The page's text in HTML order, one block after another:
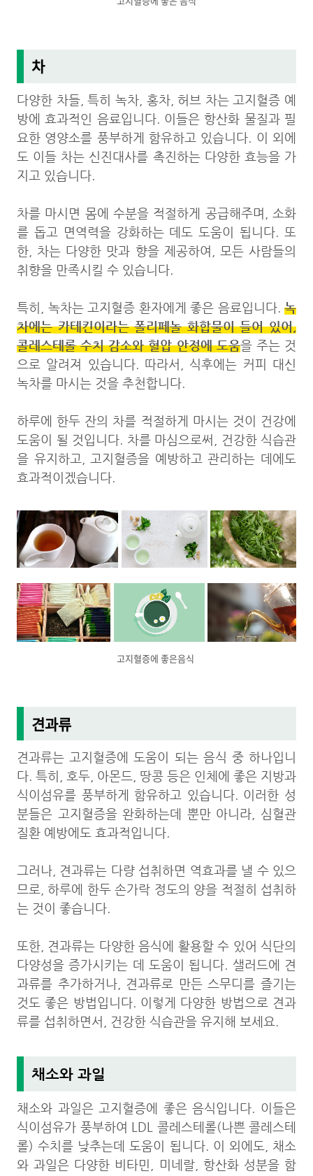
차
다양한 차들, 특히 녹차, 홍차, 허브 차는 고지혈증 예
방에 효과적인 음료입니다. 이들은 항산화 물질과 필
요한 영양소를 풍부하게 함유하고 있습니다. 이 외에
도 이들 차는 신진대사를 촉진하는 다양한 효능을 가
지고 있습니다.
차를 마시면 몸에 수분을 적절하게 공급해주며, 소화
를 돕고 면역력을 강화하는 데도 도움이 됩니다. 또
한, 차는 다양한 맛과 향을 제공하여, 모든 사람들의
취향을 만족시킬 수 있습니다.
특히, 녹차는 고지혈증 환자에게 좋은 음료입니다. 녹
차에는 카테킨이라는 폴리페놀 화합물이 들어 있어,
콜레스테롤 수치 감소와 혈압 안정에 도움을 주는 것
으로 알려져 있습니다. 따라서, 식후에는 커피 대신
녹차를 마시는 것을 추천합니다.
하루에 한두 잔의 차를 적절하게 마시는 것이 건강에
도움이 될 것입니다. 차를 마심으로써, 건강한 식습관
을 유지하고, 고지혈증을 예방하고 관리하는 데에도
효과적이겠습니다.
고지혈증에 좋은음식
견과류
견과류는 고지혈증에 도움이 되는 음식 중 하나입니
다. 특히, 호두, 아몬드, 땅콩 등은 인체에 좋은 지방과
식이섬유를 풍부하게 함유하고 있습니다. 이러한 성
분들은 고지혈증을 완화하는데 뿐만 아니라, 심혈관
질환 예방에도 효과적입니다.
그러나, 견과류는 다량 섭취하면 역효과를 낼 수 있으
므로, 하루에 한두 손가락 정도의 양을 적절히 섭취하
는 것이 좋습니다.
또한, 견과류는 다양한 음식에 활용할 수 있어 식단의
다양성을 증가시키는 데 도움이 됩니다. 샐러드에 견
과류를 추가하거나, 견과류로 만든 스무디를 즐기는
것도 좋은 방법입니다. 이렇게 다양한 방법으로 견과
류를 섭취하면서, 건강한 식습관을 유지해 보세요.
채소와 과일
채소와 과일은 고지혈증에 좋은 음식입니다. 이들은
식이섬유가 풍부하여 LDL 콜레스테롤(나쁜 콜레스테
롤) 수치를 낮추는데 도움이 됩니다. 이 외에도, 채소
와 과일은 다양한 비타민, 미네랄, 항산화 성분을 함